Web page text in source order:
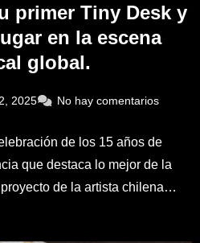
primer Tiny Desk y
en la escena
global.
2025 No hay comentarios
de los 15 años de
que destaca lo mejor de la
de la artista chilena…